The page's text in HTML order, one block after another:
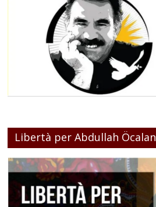
Libertà per Abdullah Öcalan